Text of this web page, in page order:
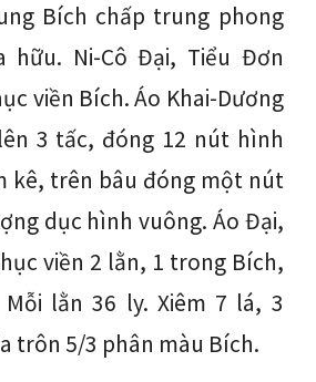
Bích chấp trung phong
hữu. Ni-Cô Đại, Tiểu Đơn
viền Bích. Áo Khai-Dương
3 tấc, đóng 12 nút hình
kê, trên bâu đóng một nút
dục hình vuông. Áo Đại,
viền 2 lằn, 1 trong Bích,
lằn 36 ly. Xiêm 7 lá, 3
trôn 5/3 phân màu Bích.